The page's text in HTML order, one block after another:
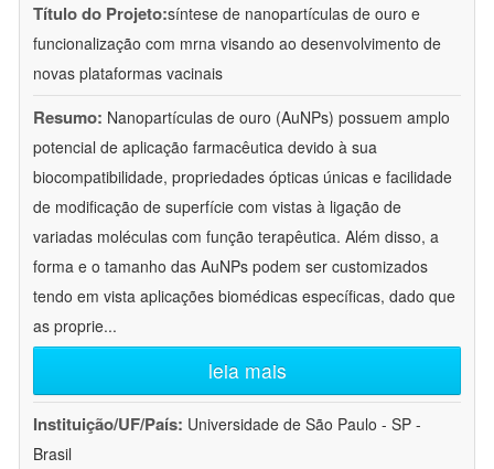
Título do Projeto:síntese de nanopartículas de ouro e
funcionalização com mrna visando ao desenvolvimento de
novas plataformas vacinais
Resumo: Nanopartículas de ouro (AuNPs) possuem amplo
potencial de aplicação farmacêutica devido à sua
biocompatibilidade, propriedades ópticas únicas e facilidade
de modificação de superfície com vistas à ligação de
variadas moléculas com função terapêutica. Além disso, a
forma e o tamanho das AuNPs podem ser customizados
tendo em vista aplicações biomédicas específicas, dado que
as proprie...
leia mais
Instituição/UF/País: Universidade de São Paulo - SP -
Brasil